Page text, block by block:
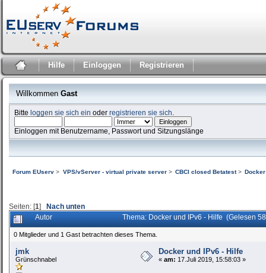
Hilfe Einloggen Registrieren
Willkommen Gast
Bitteloggen sie sich ein oderregistrieren sie sich
Einloggen mit Benutzername, Passwort und Sitzungslänge
Forum EUserv > VPS/vServer - virtual private server> CBCI closed Betatest>
Seiten: [1] Nach unten
Autor Thema: Docker und IPv6 - Hilfe (Gelesen
0 Mitglieder und 1 Gast betrachten dieses Thema.
jmk
Grünschnabel
Docker und IPv6 - Hilfe
« am: 17.Juli 2019, 15:58:03 »